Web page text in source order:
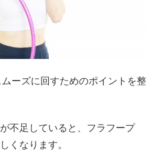
ーズに回すためのポイントを整
不足していると、フラフープ
くなります。